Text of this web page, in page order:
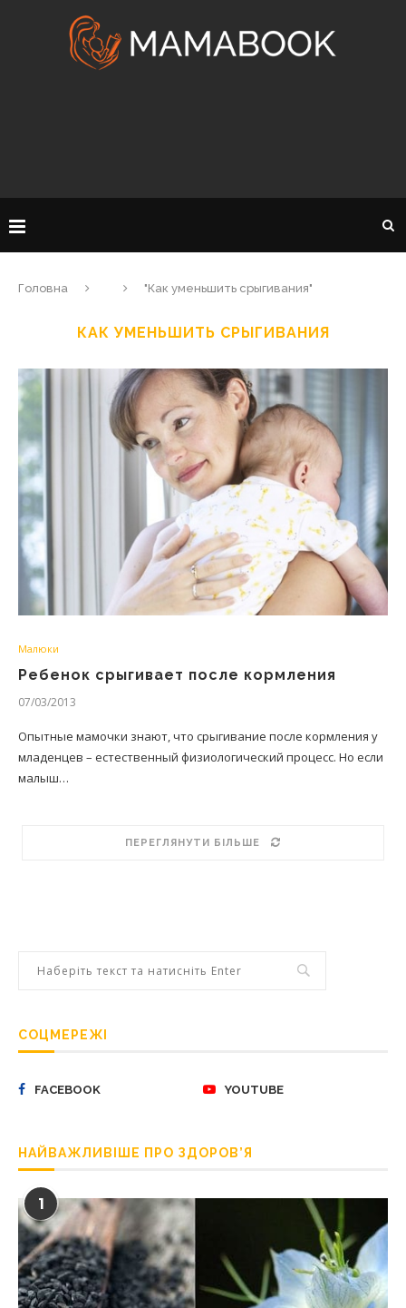
Головна "Как уменьшить срыгивания"
КАК УМЕНЬШИТЬ СРЫГИВАНИЯ
Малюки
Ребенок срыгивает после кормления
07/03/2013
Опытные мамочки знают, что срыгивание после кормления у
младенцев – естественный физиологический процесс. Но если
малыш…
ПЕРЕГЛЯНУТИ БІЛЬШЕ
СОЦМЕРЕЖІ
FACEBOOK YOUTUBE
НАЙВАЖЛИВІШЕ ПРО ЗДОРОВ’Я
1